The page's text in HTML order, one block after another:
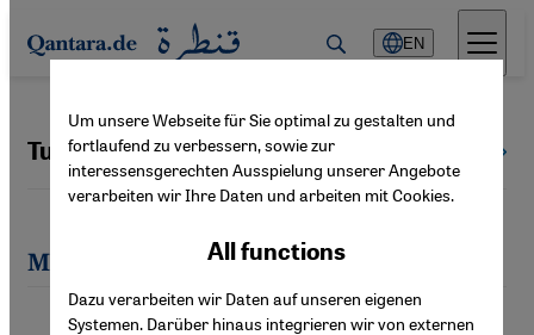
Direkt zum Inhalt springen
EN
Tuba Tunçak
Most recent articles by Tuba Tunçak
Um unsere Webseite für Sie optimal zu gestalten und
fortlaufend zu verbessern, sowie zur
interessensgerechten Ausspielung unserer Angebote
verarbeiten wir Ihre Daten und arbeiten mit Cookies.
All functions
Dazu verarbeiten wir Daten auf unseren eigenen
Systemen. Darüber hinaus integrieren wir von externen